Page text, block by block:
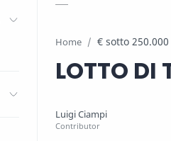
Home € sotto 250.000
LOTTO DI